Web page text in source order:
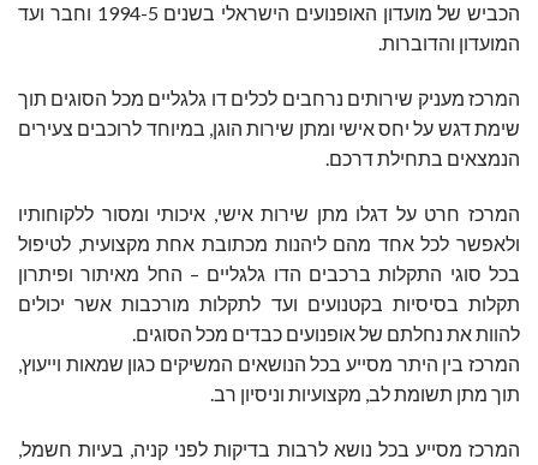
הכביש של מועדון האופנועים הישראלי בשנים 1994-5 וחבר ועד
המועדון והדוברות.
המרכז מעניק שירותים נרחבים לכלים דו גלגליים מכל הסוגים תוך
שימת דגש על יחס אישי ומתן שירות הוגן, במיוחד לרוכבים צעירים
הנמצאים בתחילת דרכם.
המרכז חרט על דגלו מתן שירות אישי, איכותי ומסור ללקוחותיו
ולאפשר לכל אחד מהם ליהנות מכתובת אחת מקצועית, לטיפול
בכל סוגי התקלות ברכבים הדו גלגליים – החל מאיתור ופיתרון
תקלות בסיסיות בקטנועים ועד לתקלות מורכבות אשר יכולים
להוות את נחלתם של אופנועים כבדים מכל הסוגים.
המרכז בין היתר מסייע בכל הנושאים המשיקים כגון שמאות וייעוץ,
תוך מתן תשומת לב, מקצועיות וניסיון רב.
המרכז מסייע בכל נושא לרבות בדיקות לפני קניה, בעיות חשמל,